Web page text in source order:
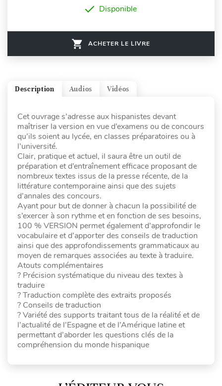
Disponible
ACHETER LE LIVRE
Vidéos
Audios
Description
Cet ouvrage s’adresse aux hispanistes devant
maîtriser la version en vue d’examens ou de concours
qu’ils soient au lycée, en classes préparatoires ou à
l’université.
Clair, pratique et actuel, il saura être un outil de
préparation et d’entraînement efficace proposant de
nombreux textes issus de la presse récente, de la
littérature contemporaine ainsi que des sujets
d’annales des concours.
Ayant pour but de donner à chacun la possibilité de
s’exercer à son rythme et en fonction de ses besoins,
100 % VERSION permet également d’approfondir le
vocabulaire et d’apporter des conseils de traduction
ainsi que des approfondissements grammaticaux au
moyen de remarques associées au texte à traduire.
Atouts complémentaires
? Précision systématique du niveau des textes à
traduire
? Traduction complète des extraits proposés
? Conseils de traduction
? Variété des supports traitant tous de la réalité et de
l’actualité de l’Espagne et de l’Amérique latine et
permettant d’aborder les questions clés de la
compréhension du monde hispanique